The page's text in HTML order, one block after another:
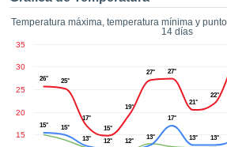
para
que la
calidad.
a este
las
y
Temperatura máxima, temperatura mínima y
14 días
15
20
25
30
35
26° 25°
17°
15°
19°
27° 27°
21°
22°
15°
15°
13°
12° 12°
13°
17°
13° 13°